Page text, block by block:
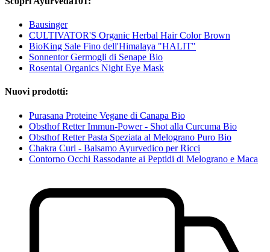
Bausinger
CULTIVATOR'S Organic Herbal Hair Color Brown
BioKing Sale Fino dell'Himalaya "HALIT"
Sonnentor Germogli di Senape Bio
Rosental Organics Night Eye Mask
Nuovi prodotti:
Purasana Proteine Vegane di Canapa Bio
Obsthof Retter Immun-Power - Shot alla Curcuma Bio
Obsthof Retter Pasta Speziata al Melograno Puro Bio
Chakra Curl - Balsamo Ayurvedico per Ricci
Contorno Occhi Rassodante ai Peptidi di Melograno e Maca